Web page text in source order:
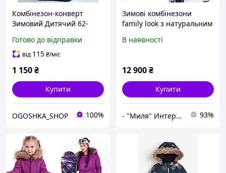
Комбінезон-конверт
Зимовий Дитячий 62-
суцільний комбінезон
термо
Готово до відправки
від 115₴/міс
1 150₴
Купити
OGOSHKA_SHOP 100%
Зимові комбінезони
family look з натуральним
комбінезон дитячий
В наявності
12 900₴
Купити
- "Миля" Интернет-магазин детских товаров 93%